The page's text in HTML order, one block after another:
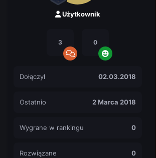
Użytkownik
3 0
Dołączył 02.03.2018
Ostatnio 2 Marca 2018
Wygrane w rankingu 0
Rozwiązane 0